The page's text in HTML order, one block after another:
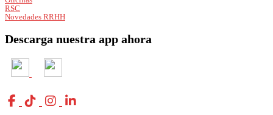
RSC
Novedades RRHH
Descarga nuestra app ahora